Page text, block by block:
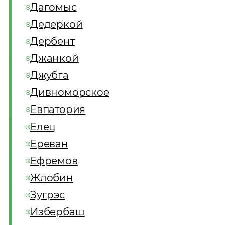
Дагомыс
Дедеркой
Дербент
Джанкой
Джубга
Дивноморское
Евпатория
Елец
Ереван
Ефремов
Жлобин
Зугрэс
Избербаш